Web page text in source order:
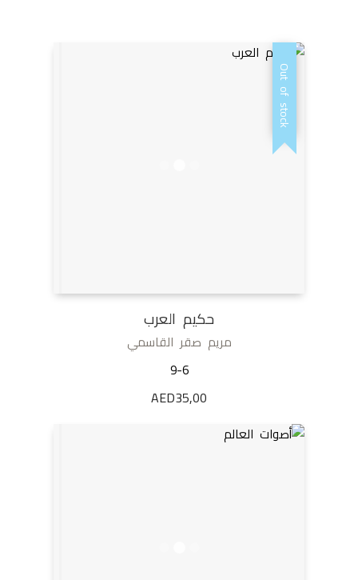
Out of stock
حكيم العرب
مريم صقر القاسمي
9-6
AED35,00